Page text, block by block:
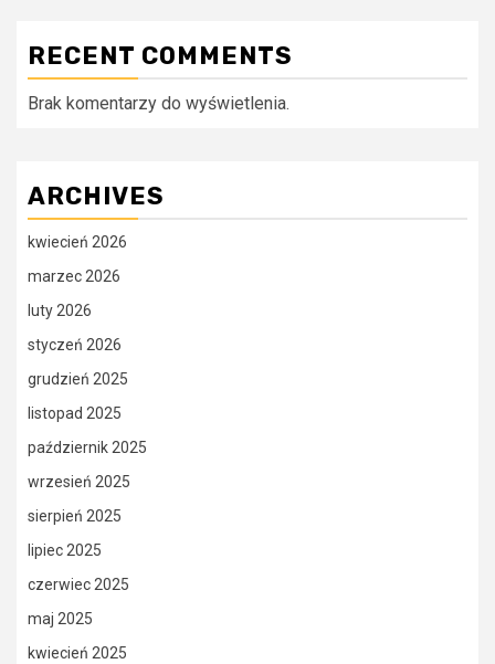
RECENT COMMENTS
Brak komentarzy do wyświetlenia.
ARCHIVES
kwiecień 2026
marzec 2026
luty 2026
styczeń 2026
grudzień 2025
listopad 2025
październik 2025
wrzesień 2025
sierpień 2025
lipiec 2025
czerwiec 2025
maj 2025
kwiecień 2025